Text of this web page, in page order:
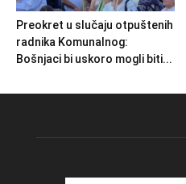
Preokret u slučaju otpuštenih
radnika Komunalnog:
Bošnjaci bi uskoro mogli biti...